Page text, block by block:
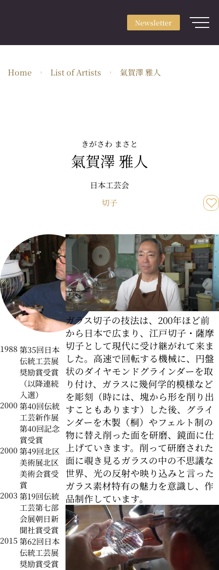
Newsletter
Use & Scene
About ARTerrace Privacy Policy
Home List of Artists 氣賀澤 雅人
きがさわ まさと
氣賀澤 雅人
日本工芸会
切子
1988 第35回日本
伝統工芸展
奨励賞受賞
（以降連続
入選）
2000 第40回伝統
工芸新作展
第40回記念
賞受賞
2000 第49回北区
美術展北区
美術会賞受
賞
2003 第19回伝統
工芸第七部
会展朝日新
聞社賞受賞
2015 第62回日本
伝統工芸展
奨励賞受賞
ガラス切子の技法は、200年ほど前
から日本で広まり、江戸切子・薩摩
切子として現代に受け継がれて来ま
した。高速で回転する機械に、円盤
状のダイヤモンドグラインダーを取
り付け、ガラスに幾何学的模様など
を彫刻（時には、塊から形を削り出
すこともあります）した後、グライ
ンダーを木製（桐）やフェルト制の
物に替え削った面を研磨、鏡面に仕
上げていきます。削って研磨された
面に覗き見るガラスの中の不思議な
世界、光の反射や映り込みと言った
ガラス素材特有の魅力を意識し、作
品制作しています。